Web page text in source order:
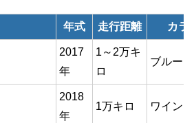
年式 走行距離 カラ
2017
年
1～2万キ
ロ
ブルー
2018
年
1万キロ ワイン